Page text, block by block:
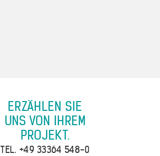
ERZÄHLEN SIE
UNS VON IHREM
PROJEKT.
TEL. +49 33364 548-0